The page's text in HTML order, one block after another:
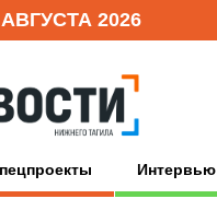
2026
Интервью